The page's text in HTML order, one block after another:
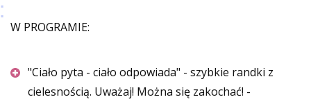
W PROGRAMIE:
"Ciało pyta - ciało odpowiada" - szybkie randki z
cielesnością. Uważaj! Można się zakochać! -